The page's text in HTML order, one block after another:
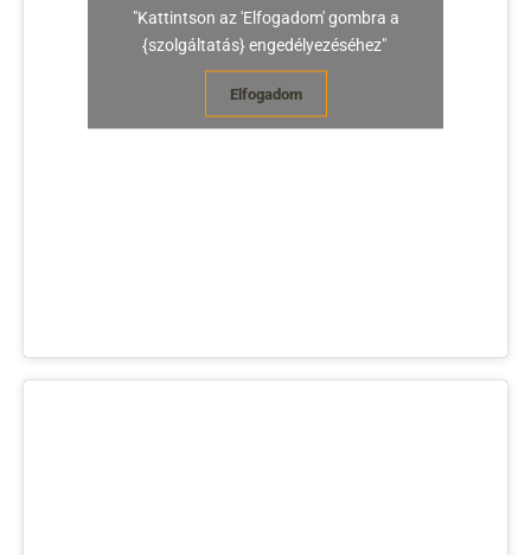
"Kattintson az 'Elfogadom' gombra a
{szolgáltatás} engedélyezéséhez"
Elfogadom